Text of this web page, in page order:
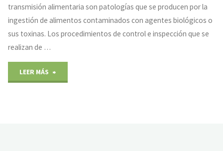
rendir
transmisión alimentaria son patologías que se producen por la
ingestión de alimentos contaminados con agentes biológicos o
sus toxinas. Los procedimientos de control e inspección que se
realizan de …
LEER MÁS